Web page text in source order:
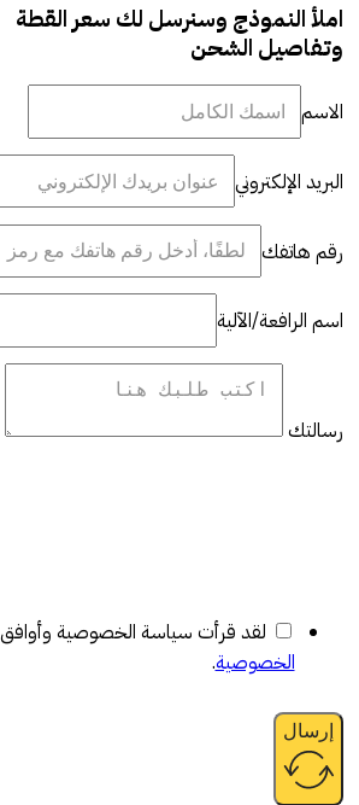
املأ النموذج وسنرسل لك سعر القطة
وتفاصيل الشحن
الاسم
البريد الإلكتروني
رقم هاتفك
اسم الرافعة/الآلية
رسالتك
لقد قرأت سياسة الخصوصية وأوافق
الخصوصية.
إرسال